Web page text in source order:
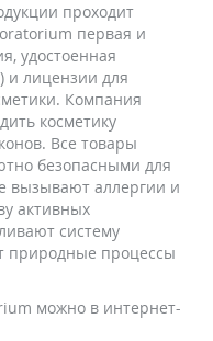
проходит
первая и
удостоенная
и лицензии для
Компания
косметику
Все товары
безопасными для
вызывают аллергии и
активных
систему
природные процессы
можно в интернет-